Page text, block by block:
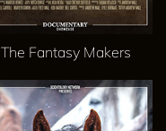
The Fantasy Makers